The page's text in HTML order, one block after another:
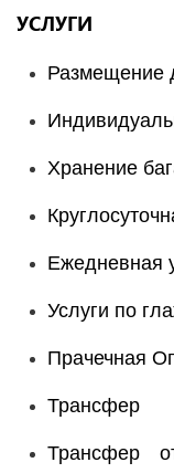
УСЛУГИ
Размещение
Хранение
Ежедневная
Услуги по
Прачечная
Трансфер
Трансфер